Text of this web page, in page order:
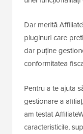
Dar merită
pluginuri care
dar puține
conformitatea
Pentru a te ajuta
gestionare a
am testat
caracteristicile,